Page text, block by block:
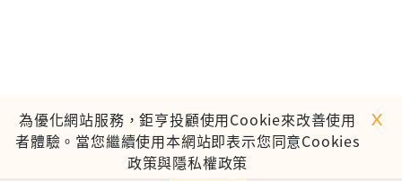
為優化網站服務，鉅亨投顧使用Cookie來改善使用
者體驗。當您繼續使用本網站即表示您同意Cookies
政策與隱私權政策
ｘ